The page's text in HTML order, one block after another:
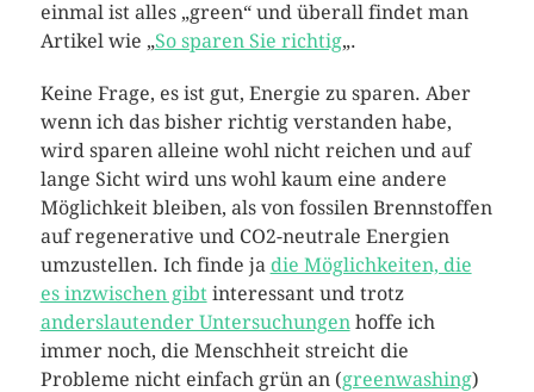
einmal ist alles „green“ und überall findet man
Artikel wie „So sparen Sie richtig„.
Keine Frage, es ist gut, Energie zu sparen. Aber
wenn ich das bisher richtig verstanden habe,
wird sparen alleine wohl nicht reichen und auf
lange Sicht wird uns wohl kaum eine andere
Möglichkeit bleiben, als von fossilen Brennstoffen
auf regenerative und CO2-neutrale Energien
umzustellen. Ich finde ja die Möglichkeiten, die
es inzwischen gibtinteressant und trotz
anderslautender Untersuchungenhoffe ich
immer noch, die Menschheit streicht die
Probleme nicht einfach grün an (greenwashing)